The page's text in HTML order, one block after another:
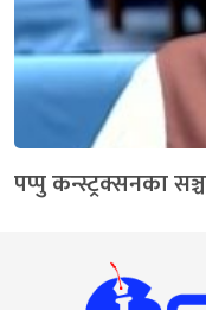
पप्पु कन्स्ट्रक्सनका